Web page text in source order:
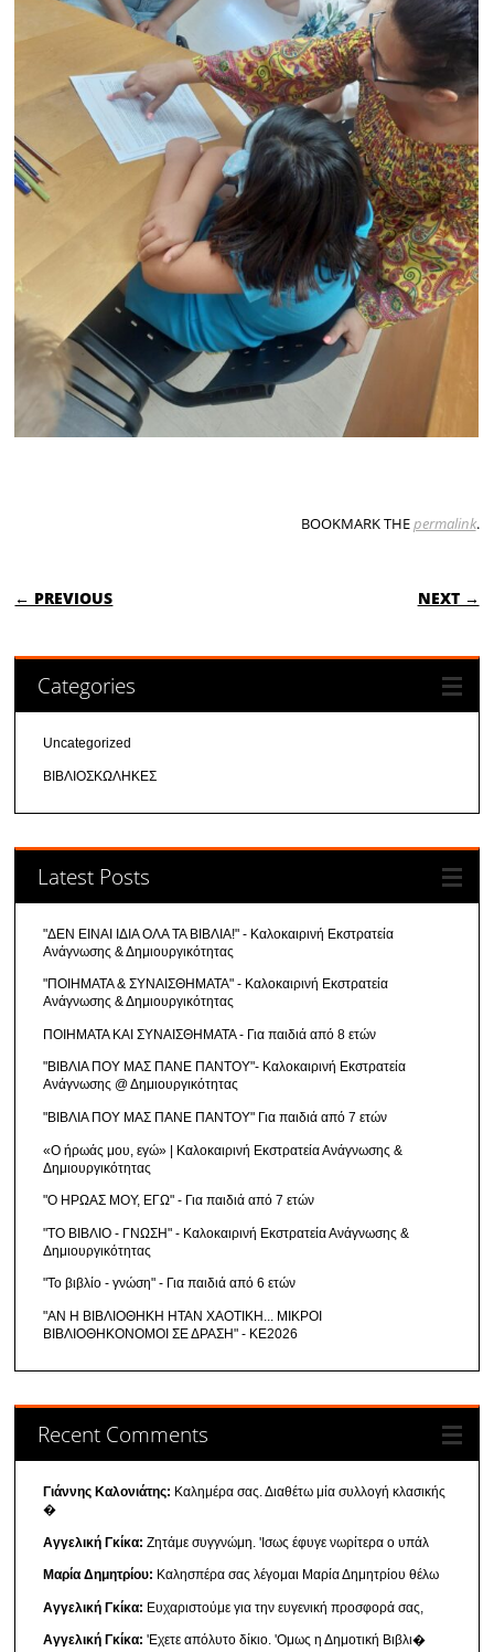
BOOKMARK THEpermalink.
POST NAVIGATION
← PREVIOUS NEXT →
Categories
Uncategorized
ΒΙΒΛΙΟΣΚΩΛΗΚΕΣ
Latest Posts
"ΔΕΝ ΕΙΝΑΙ ΙΔΙΑ ΟΛΑ ΤΑ ΒΙΒΛΙΑ!" - Καλοκαιρινή Εκστρατεία
Ανάγνωσης & Δημιουργικότητας
"ΠΟΙΗΜΑΤΑ & ΣΥΝΑΙΣΘΗΜΑΤΑ" - Καλοκαιρινή Εκστρατεία
Ανάγνωσης & Δημιουργικότητας
ΠΟΙΗΜΑΤΑ ΚΑΙ ΣΥΝΑΙΣΘΗΜΑΤΑ - Για παιδιά από 8 ετών
"ΒΙΒΛΙΑ ΠΟΥ ΜΑΣ ΠΑΝΕ ΠΑΝΤΟΥ"- Καλοκαιρινή Εκστρατεία
Ανάγνωσης @ Δημιουργικότητας
"ΒΙΒΛΙΑ ΠΟΥ ΜΑΣ ΠΑΝΕ ΠΑΝΤΟΥ" Για παιδιά από 7 ετών
«Ο ήρωάς μου, εγώ» | Καλοκαιρινή Εκστρατεία Ανάγνωσης &
Δημιουργικότητας
"Ο ΗΡΩΑΣ ΜΟΥ, ΕΓΩ" - Για παιδιά από 7 ετών
"ΤΟ ΒΙΒΛΙΟ - ΓΝΩΣΗ" - Καλοκαιρινή Εκστρατεία Ανάγνωσης &
Δημιουργικότητας
"Το βιβλίο - γνώση" - Για παιδιά από 6 ετών
"ΑΝ Η ΒΙΒΛΙΟΘΗΚΗ ΗΤΑΝ ΧΑΟΤΙΚΗ... ΜΙΚΡΟΙ
ΒΙΒΛΙΟΘΗΚΟΝΟΜΟΙ ΣΕ ΔΡΑΣΗ" - ΚΕ2026
Recent Comments
Γιάννης Καλονιάτης: Καλημέρα σας. Διαθέτω μία συλλογή κλασικής
�
Αγγελική Γκίκα: Ζητάμε συγγνώμη. 'Ισως έφυγε νωρίτερα ο υπάλ
Μαρία Δημητρίου: Καλησπέρα σας λέγομαι Μαρία Δημητρίου θέλω
Αγγελική Γκίκα: Ευχαριστούμε για την ευγενική προσφορά σας,
Αγγελική Γκίκα: 'Εχετε απόλυτο δίκιο. 'Ομως η Δημοτική Βιβλι�